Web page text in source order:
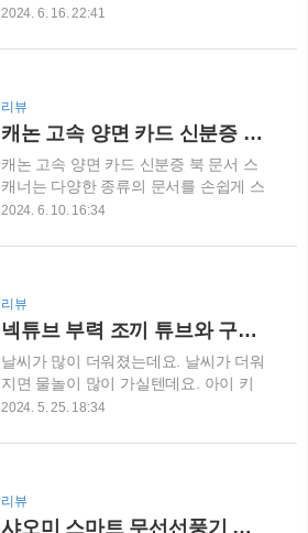
COUPANGwww.coupang.com 화면을
갖혀서 익숙해진 순간부터는 다른 스마
트폰으로는 만족할 수 없을 것 같아요.
게다가 멋진 디스플레이에서 영상 시청
은 더할 나위 ..
의 베개커버! 라뽐므 쏘쿨 냉감 베개커
녕하세요, 오늘은 제가 최근에 사용해본
솔직한 후기를 전해드리려고 해요. 이
베개커버는 정말 시원하고 편안한 잠자
리를 제공해주는 최고의 아이템이에
요. 진짜 시원함으로 깨끗한 수면 환경
을!여름이 다가오면서 더워지는 날씨에
힘겹게 잠을 청하는 분들! 이 베개커버
이라고 생각해요~무엇보다도 피부에 부
드럽고 순하다!제가 사용해본 다른 베개
커버들은 가볍게 닦으니 바로 변형되거
든요ㅋㅋㅋ..
2024. 6. 16. 22:41
리뷰
캐논 고속 양면 카드 신분증 북 문서 스캐너 완벽한 문서 스캔을 위한 최고의 도구
캐논 고속 양면 카드 신분증 북 문서 스
캐너는 다양한 종류의 문서를 손쉽게 스
캔할 수 있는 혁신적인 제품입니다. 이
다양한 문서를 빠르고 정확하게 스캔할
합니다. 관련 내용 살펴보겠습니다. 디
자인과 사이즈캐논 고속 양면 카드 신분
증 북 문서 스캐너는 심플하고 세련된
디자인으로 사무실이나 가정에서도 자
연스럽게 어울립니다. 또한 작은 사이즈
로 인해 공간을 차지하지 않아 편리합니
편의성 캐논 고속 양면 카드 신분증 북
문서 스캐너
2024. 6. 10. 16:34
리뷰
넥튜브 부력 조끼 튜브와 구명조끼를 한방에 해결해요
날씨가 많이 더워졌는데요. 날씨가 더워
지면 물놀이 많이 가실텐데요. 아이 키
우는 집에서는 구명조끼가 필수인데, 구
는 아이윙크 넥튜브 부력 조끼 사용해본
부력 조끼
25kgCOUPANGwww.coupang.com 사
2024. 5. 25. 18:34
리뷰
샤오미 스마트 무선선풍기 후기